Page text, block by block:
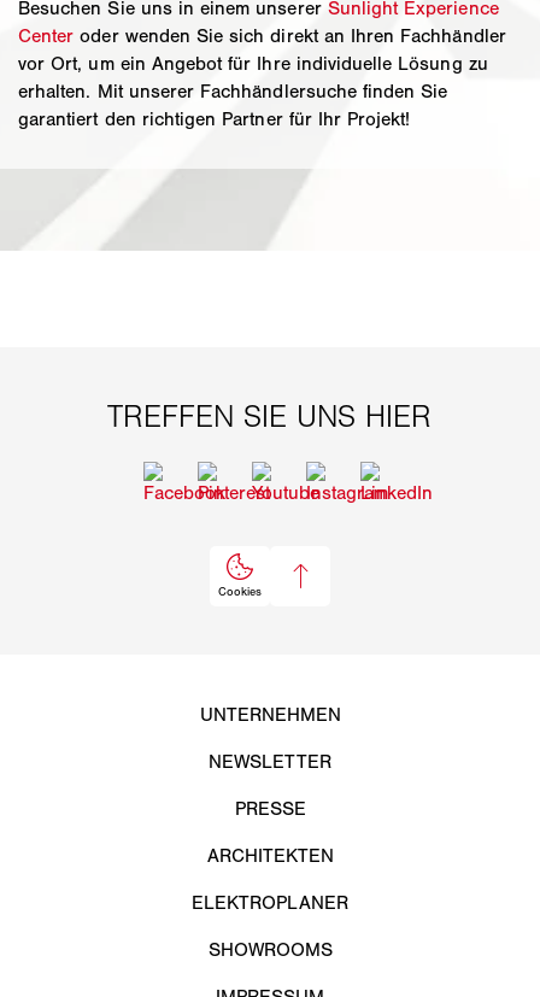
Besuchen Sie uns in einem unserer Sunlight Experience
Center oder wenden Sie sich direkt an Ihren Fachhändler
vor Ort, um ein Angebot für Ihre individuelle Lösung zu
erhalten. Mit unserer Fachhändlersuche finden Sie
garantiert den richtigen Partner für Ihr Projekt!